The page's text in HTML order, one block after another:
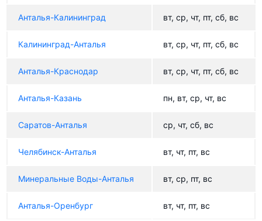
Анталья-Калининград вт, ср, чт, пт, сб, вс
Калининград-Анталья вт, ср, чт, пт, сб, вс
Анталья-Краснодар вт, ср, чт, пт, сб, вс
Анталья-Казань пн, вт, ср, чт, вс
Саратов-Анталья ср, чт, сб, вс
Челябинск-Анталья вт, чт, пт, вс
Минеральные Воды-Анталья вт, ср, пт, вс
Анталья-Оренбург вт, чт, пт, вс